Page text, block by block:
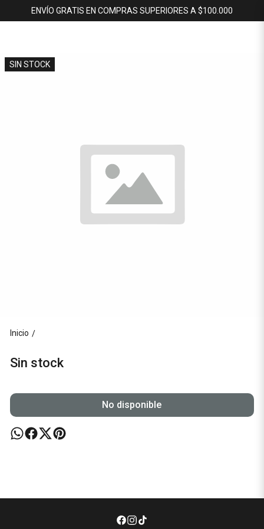
ENVÍO GRATIS EN COMPRAS SUPERIORES A $100.000
SIN STOCK
Inicio /
Sin stock
No disponible